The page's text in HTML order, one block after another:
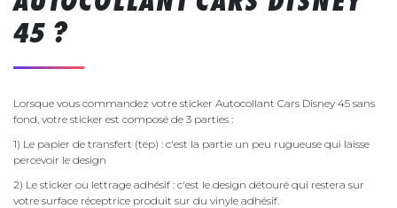
45 ?
Lorsque vous commandez votre sticker Autocollant Cars Disney 45 sans
fond, votre sticker est composé de 3 parties :
1) Le papier de transfert (tep) : c'est la partie un peu rugueuse qui laisse
percevoir le design
2) Le sticker ou lettrage adhésif : c'est le design détouré qui restera sur
votre surface réceptrice produit sur du vinyle adhésif.